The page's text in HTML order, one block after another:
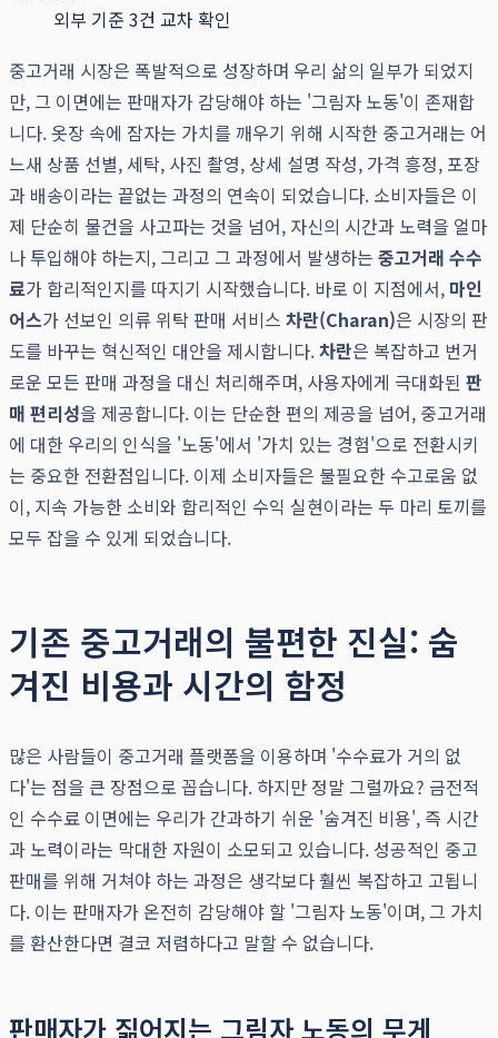
외부 기준 3건 교차 확인
중고거래 시장은 폭발적으로 성장하며 우리 삶의 일부가 되었지
만, 그 이면에는 판매자가 감당해야 하는 '그림자 노동'이 존재합
니다. 옷장 속에 잠자는 가치를 깨우기 위해 시작한 중고거래는 어
느새 상품 선별, 세탁, 사진 촬영, 상세 설명 작성, 가격 흥정, 포장
과 배송이라는 끝없는 과정의 연속이 되었습니다. 소비자들은 이
제 단순히 물건을 사고파는 것을 넘어, 자신의 시간과 노력을 얼마
나 투입해야 하는지, 그리고 그 과정에서 발생하는 중고거래 수수
료가 합리적인지를 따지기 시작했습니다. 바로 이 지점에서, 마인
어스가 선보인 의류 위탁 판매 서비스 차란(Charan)은 시장의 판
도를 바꾸는 혁신적인 대안을 제시합니다.차란은 복잡하고 번거
로운 모든 판매 과정을 대신 처리해주며, 사용자에게 극대화된 판
매 편리성을 제공합니다. 이는 단순한 편의 제공을 넘어, 중고거래
에 대한 우리의 인식을 '노동'에서 '가치 있는 경험'으로 전환시키
는 중요한 전환점입니다. 이제 소비자들은 불필요한 수고로움 없
이, 지속 가능한 소비와 합리적인 수익 실현이라는 두 마리 토끼를
모두 잡을 수 있게 되었습니다.
기존 중고거래의 불편한 진실: 숨
겨진 비용과 시간의 함정
많은 사람들이 중고거래 플랫폼을 이용하며 '수수료가 거의 없
다'는 점을 큰 장점으로 꼽습니다. 하지만 정말 그럴까요? 금전적
인 수수료 이면에는 우리가 간과하기 쉬운 '숨겨진 비용', 즉 시간
과 노력이라는 막대한 자원이 소모되고 있습니다. 성공적인 중고
판매를 위해 거쳐야 하는 과정은 생각보다 훨씬 복잡하고 고됩니
다. 이는 판매자가 온전히 감당해야 할 '그림자 노동'이며, 그 가치
를 환산한다면 결코 저렴하다고 말할 수 없습니다.
판매자가 짊어지는 그림자 노동의 무게